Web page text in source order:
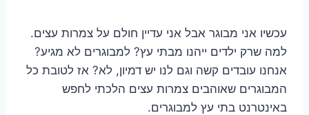
עכשיו אני מבוגר אבל אני עדיין חולם על צמרות עצים.
למה שרק ילדים ייהנו מבתי עץ? למבוגרים לא מגיע?
אנחנו עובדים קשה וגם לנו יש דמיון, לא? אז לטובת כל
המבוגרים שאוהבים צמרות עצים הלכתי לחפש
באינטרנט בתי עץ למבוגרים.